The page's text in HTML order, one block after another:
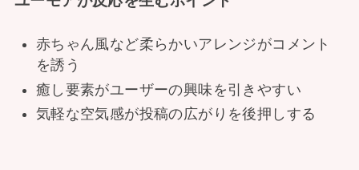
赤ちゃん風など柔らかいアレンジがコメント
を誘う
癒し要素がユーザーの興味を引きやすい
気軽な空気感が投稿の広がりを後押しする